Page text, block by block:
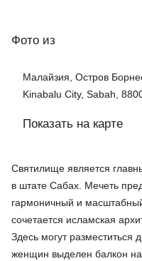
Фото из
Малайзия, Остров
Kinabalu City, Sabah,
Показать на карте
Святилище является
в штате Сабах. Мечеть
гармоничный и
сочетается исламская
Здесь могут
женщин выделен балкон на